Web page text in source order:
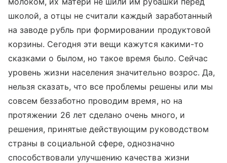
школой, а отцы не считали каждый заработанный
на заводе рубль при формировании продуктовой
корзины. Сегодня эти вещи кажутся какими-то
сказками о былом, но такое время было. Сейчас
уровень жизни населения значительно возрос. Да,
нельзя сказать, что все проблемы решены или мы
совсем беззаботно проводим время, но на
протяжении 26 лет сделано очень много, и
решения, принятые действующим руководством
страны в социальной сфере, однозначно
способствовали улучшению качества жизни